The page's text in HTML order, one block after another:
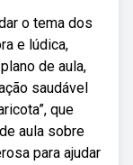
o tema dos
e lúdica,
de aula,
saudável
que
aula sobre
para ajudar